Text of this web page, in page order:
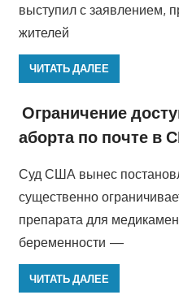
выступил с заявлением,
жителей
ЧИТАТЬ ДАЛЕЕ
Ограничение
аборта по почте в
Суд США вынес
существенно
препарата для
беременности —
ЧИТАТЬ ДАЛЕЕ